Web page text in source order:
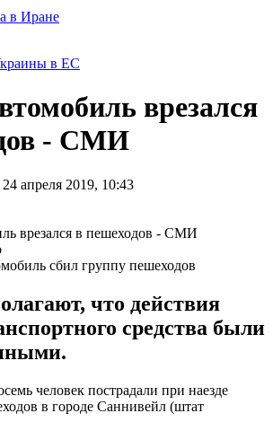
в Иране
в ЕС
врезался
- СМИ
апреля 2019, 10:43
сбил группу пешеходов
что действия
средства были
человек пострадали при наезде
в городе Саннивейл (штат